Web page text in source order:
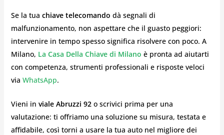
Se la tua chiave telecomando dà segnali di
malfunzionamento, non aspettare che il guasto peggiori:
intervenire in tempo spesso significa risolvere con poco. A
Milano, La Casa Della Chiave di Milano è pronta ad aiutarti
con competenza, strumenti professionali e risposte veloci
via WhatsApp.
Vieni in viale Abruzzi 92o scrivici prima per una
valutazione: ti offriamo una soluzione su misura, testata e
affidabile, così torni a usare la tua auto nel migliore dei